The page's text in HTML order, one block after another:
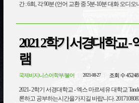
2021 2학기 서경대학교 -
램
국제비지니스어학부/불어 2021-08-27 조회 수 45248
2021- 2학기 서경대학교 - 엑스 마르세유 대학교 Tandem 프로그램에 참